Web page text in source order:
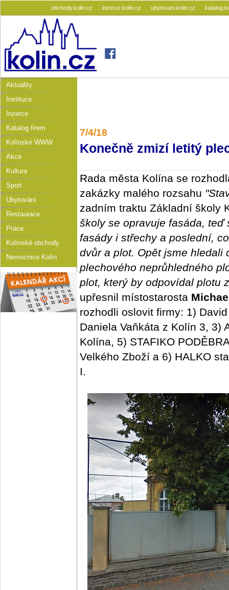
obchody.kolin.cz inzerce.kolin.cz ubytovani.kolin.cz
Aktuality
Instituce
Inzerce
Katalog firem
Kolínské WWW
Akce
Kultura
Sport
Ubytování
Restaurace
Práce
Kolínské obchody
Nemocnice Kolín
7/4/18
Konečně zmizí letitý
Rada města Kolína se
zakázky malého rozsahu
zadním traktu Základní školy
školy se opravuje fasáda,
fasády i střechy a poslední,
dvůr a plot. Opět jsme hledali
plechového neprůhledného
plot, který by odpovídal plotu
upřesnil místostarosta
rozhodli oslovit firmy: 1)
Daniela Vaňkáta z Kolín 3, 3)
Kolína, 5) STAFIKO
Velkého Zboží a 6) HALKO
I.